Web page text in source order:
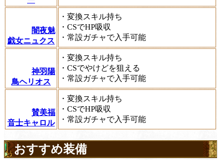
闇夜魅
戯女ニュクス
・変換スキル持ち
・CSでHP吸収
・常設ガチャで入手可能
神羽陽
鳥ヘリオス
・変換スキル持ち
・CSでやけどを狙える
・常設ガチャで入手可能
賛美福
音士キャロル
・変換スキル持ち
・CSでHP吸収
・常設ガチャで入手可能
おすすめ装備